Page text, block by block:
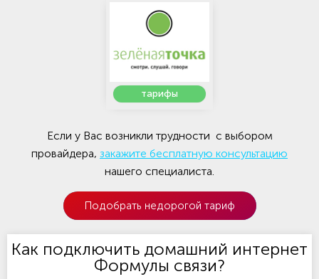
тарифы
Если у Вас возникли трудности с выбором
провайдера, закажите бесплатную консультацию
нашего специалиста.
Подобрать недорогой тариф
Как подключить домашний интернет
Формулы связи?